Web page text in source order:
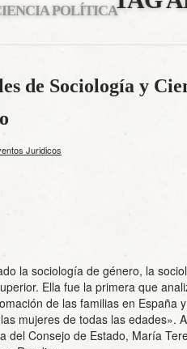
POLÍTICA
de Sociología y
Juridicos
la sociología de género, la
Ella fue la primera que
de las familias en España
mujeres de todas las edades».
del Consejo de Estado, María